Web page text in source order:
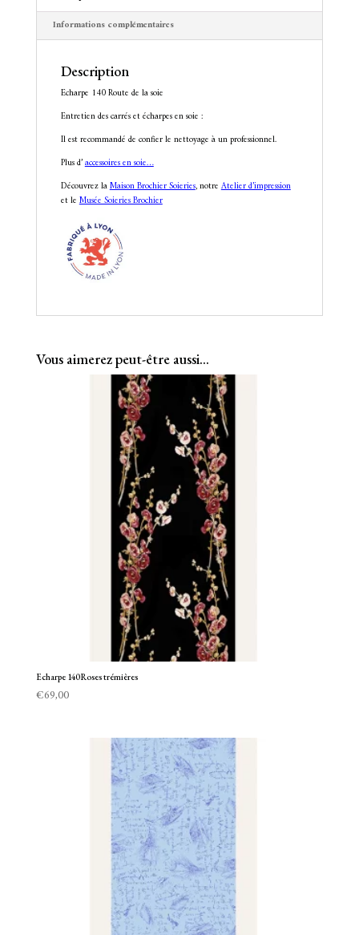
Informations complémentaires
Description
Echarpe 140 Route de la soie
Entretien des carrés et écharpes en soie :
Il est recommandé de confier le nettoyage à un professionnel.
Plus d’accessoires en soie…
Découvrez laMaison Brochier Soieries, notreAtelier d’impression
et leMusée Soieries Brochier
Vous aimerez peut-être aussi…
Echarpe 140 Roses trémières
€69,00